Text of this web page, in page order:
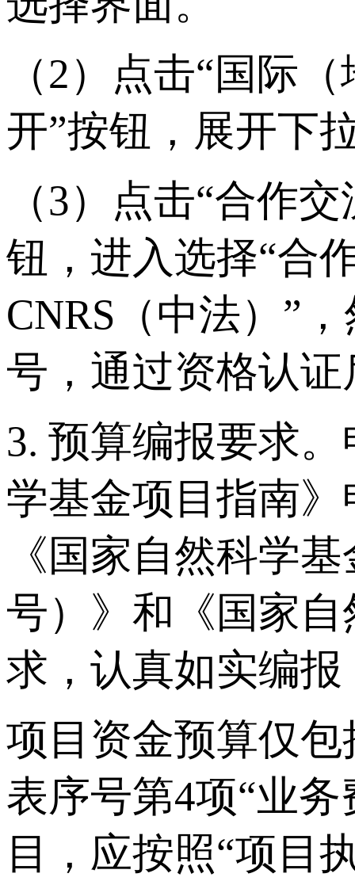
（2）点击“国际
开”按钮，展开下
（3）点击“合作
钮，进入选择“合
CNRS（中法）”
号，通过资格认
3. 预算编报要求
学基金项目指南
《国家自然科学
号）》和《国家
求，认真如实编
项目资金预算仅
表序号第4项“业
目，应按照“项目